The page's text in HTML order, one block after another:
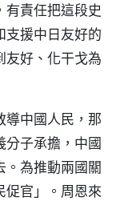
有責任把這段史
支援中日友好的
友好、化干戈為
導中國人民，那
分子承擔，中國
。為推動兩國關
促官」。周恩來